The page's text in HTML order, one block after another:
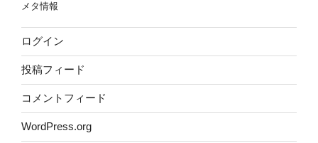
メタ情報
ログイン
投稿フィード
コメントフィード
WordPress.org